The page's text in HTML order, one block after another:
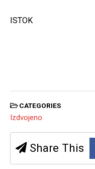
ISTOK
CATEGORIES
Izdvojeno
Share This